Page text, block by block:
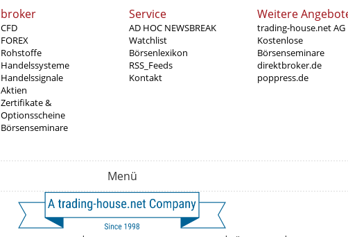
broker
CFD
FOREX
Rohstoffe
Handelssysteme
Handelssignale
Aktien
Zertifikate &
Optionsscheine
Börsenseminare
Service
AD HOC NEWSBREAK
Watchlist
Börsenlexikon
RSS_Feeds
Kontakt
Weitere
trading-house.net AG
Kostenlose
Börsenseminare
direktbroker.de
poppress.de
Menü